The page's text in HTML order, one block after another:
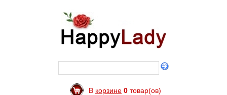
В корзине 0 товар(ов)